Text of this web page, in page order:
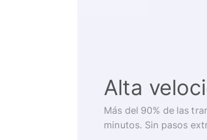
Alta
Más del 90% de las
minutos. Sin pasos